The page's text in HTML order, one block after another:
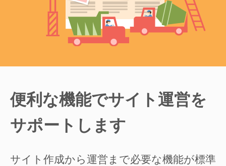
便利な機能でサイト運営を
サポートします
サイト作成から運営まで必要な機能が標準